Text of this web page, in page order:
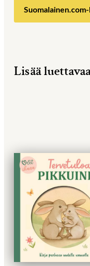
Lisää